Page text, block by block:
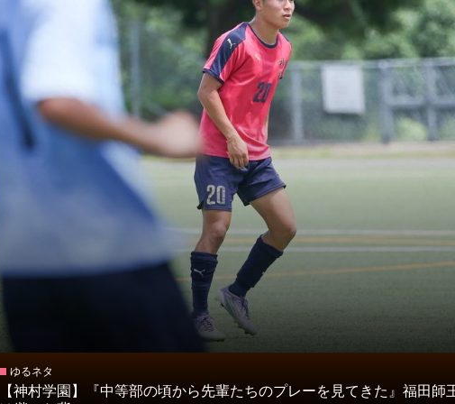
ゆるネタ
【神村学園】『中等部の頃から先輩たちのプレーを見てきた』福田師